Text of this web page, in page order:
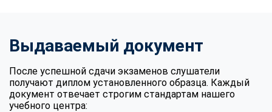
Выдаваемый документ
После успешной сдачи экзаменов слушатели
получают диплом установленного образца. Каждый
документ отвечает строгим стандартам нашего
учебного центра: